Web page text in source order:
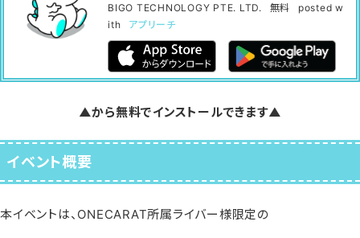
BIGO TECHNOLOGY PTE. LTD. 無料
posted w
ith
アプリーチ
▲から無料でインストールできます▲
イベント概要
本イベントは、ONECARAT所属ライバー様限定の